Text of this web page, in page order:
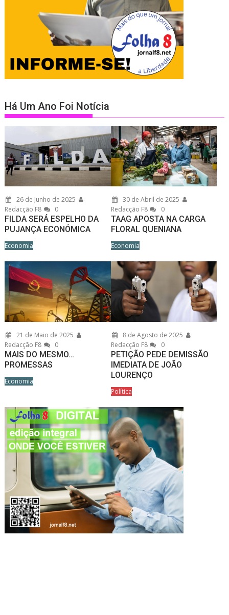
Há Um Ano Foi Notícia
26 de Junho de 2025
Redacção F8
0
FILDA SERÁ ESPELHO DA
PUJANÇA ECONÓMICA
Economia
30 de Abril de 2025
Redacção F8
0
TAAG APOSTA NA CARGA
FLORAL QUENIANA
Economia
21 de Maio de 2025
Redacção F8
0
MAIS DO MESMO…
PROMESSAS
Economia
8 de Agosto de 2025
Redacção F8
0
PETIÇÃO PEDE DEMISSÃO
IMEDIATA DE JOÃO
LOURENÇO
Política